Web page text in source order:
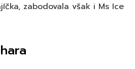
zabodovala však i Ms Ice